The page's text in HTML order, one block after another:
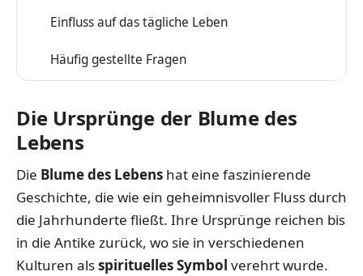
Einfluss auf das tägliche Leben
Häufig gestellte Fragen
Die Ursprünge der Blume des
Lebens
Die Blume des Lebens hat eine faszinierende
Geschichte, die wie ein geheimnisvoller Fluss durch
die Jahrhunderte fließt. Ihre Ursprünge reichen bis
in die Antike zurück, wo sie in verschiedenen
Kulturen alsspirituelles Symbol verehrt wurde.